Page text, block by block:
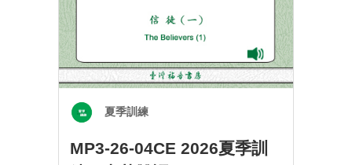
夏季訓練
MP3-26-04CE 2026夏季訓